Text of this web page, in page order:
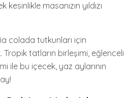
masanızın yıldızı
colada tutkunları için
tatların birleşimi, eğlenceli
ile bu içecek, yaz aylarının